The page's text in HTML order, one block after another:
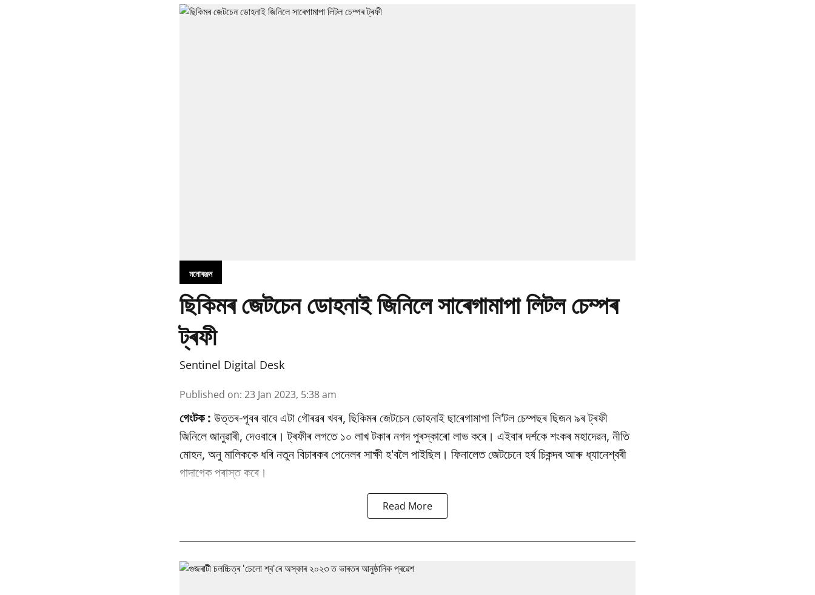
মনোৰঞ্জন
ছিকিমৰ জেটচেন ডোহনাই জিনিলে সাৰেগামাপা লিটল চেম্পৰ
ট্ৰফী
Sentinel Digital Desk
Published on: 23 Jan 2023, 5:38 am
গেংটক : উত্তৰ-পূবৰ বাবে এটা গৌৰৱৰ খবৰ, ছিকিমৰ জেটচেন ডোহনাই ছাৰেগামাপা লি'টল চেম্পছৰ ছিজন ৯ৰ ট্ৰফী
জিনিলে জানুৱাৰী, দেওবাৰে। ট্ৰফীৰ লগতে ১০ লাখ টকাৰ নগদ পুৰস্কাৰো লাভ কৰে। এইবাৰ দৰ্শকে শংকৰ মহাদেৱন, নীতি
মোহন, অনু মালিককে ধৰি নতুন বিচাৰকৰ পেনেলৰ সাক্ষী হ'বলৈ পাইছিল। ফিনালেত জেটচেনে হৰ্ষ চিকন্দৰ আৰু ধ্যানেশ্বৰী
গাদাগেক পৰাস্ত কৰে।
Read More